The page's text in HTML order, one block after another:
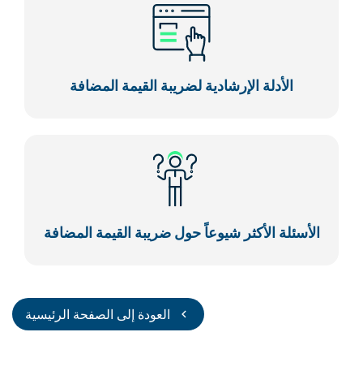
الأدلة الإرشادية لضريبة القيمة المضافة
الأسئلة الأكثر شيوعاً حول ضريبة القيمة المضافة
العودة إلى الصفحة الرئيسية